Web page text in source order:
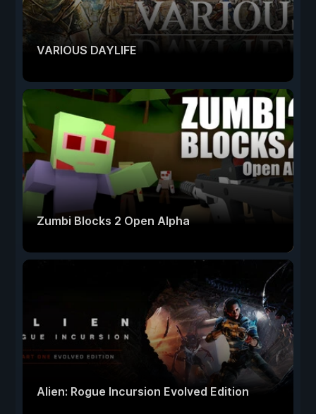
VARIOUS DAYLIFE
Zumbi Blocks 2 Open Alpha
Alien: Rogue Incursion Evolved Edition